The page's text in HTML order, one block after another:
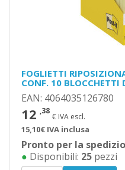
FOGLIETTI
CONF. 10 BLOCCHETTI
EAN: 4064035126780
12 ,38
€ IVA escl.
15,10€ IVA inclusa
Pronto per la
● Disponibili: 25 pezzi